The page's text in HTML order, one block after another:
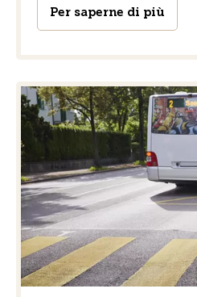
Per saperne di più